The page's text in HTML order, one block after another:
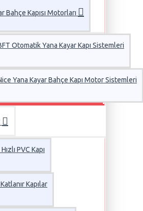
Bahçe Kapısı Motorları
Otomatik Yana Kayar Kapı Sistemleri
Yana Kayar Bahçe Kapı Motor Sistemleri
PVC Kapı
Katlanır Kapılar